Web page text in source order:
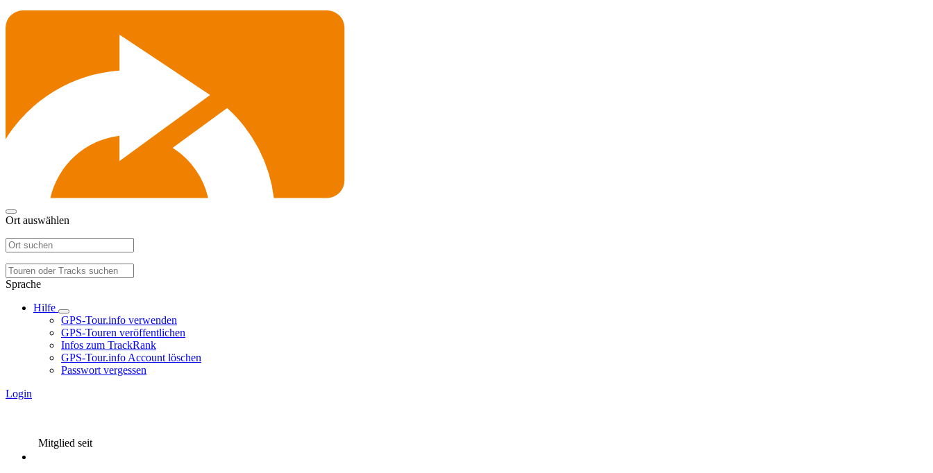
Ort auswählen
Sprache
Hilfe
GPS-Tour.info verwenden
GPS-Touren veröffentlichen
Infos zum TrackRank
GPS-Tour.info Account löschen
Passwort vergessen
Login
Mitglied seit